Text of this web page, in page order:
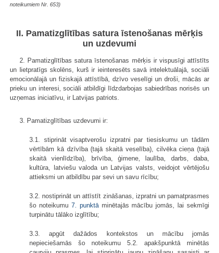
noteikumiem Nr. 653)
II. Pamatizglītības satura īstenošanas mērķis
un uzdevumi
2. Pamatizglītības satura īstenošanas mērķis ir vispusīgi attīstīts
un lietpratīgs skolēns, kurš ir ieinteresēts savā intelektuālajā, sociāli
emocionālajā un fiziskajā attīstībā, dzīvo veselīgi un droši, mācās ar
prieku un interesi, sociāli atbildīgi līdzdarbojas sabiedrības norisēs un
uzņemas iniciatīvu, ir Latvijas patriots.
3. Pamatizglītības uzdevumi ir:
3.1. stiprināt visaptverošu izpratni par tiesiskumu un tādām
vērtībām kā dzīvība (tajā skaitā veselība), cilvēka cieņa (tajā
skaitā vienlīdzība), brīvība, ģimene, laulība, darbs, daba,
kultūra, latviešu valoda un Latvijas valsts, veidojot vērtējošu
attieksmi un atbildību par sevi un savu rīcību;
3.2. nostiprināt un attīstīt zināšanas, izpratni un pamatprasmes
šo noteikumu 7. punktāminētajās mācību jomās, lai sekmīgi
turpinātu tālāko izglītību;
3.3. apgūt dažādos kontekstos un mācību jomās
nepieciešamās šo noteikumu 5.2. apakšpunktā minētās